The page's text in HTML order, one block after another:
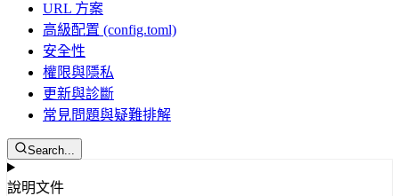
URL 方案
高級配置 (config.toml)
安全性
權限與隱私
更新與診斷
常見問題與疑難排解
Search...
說明文件